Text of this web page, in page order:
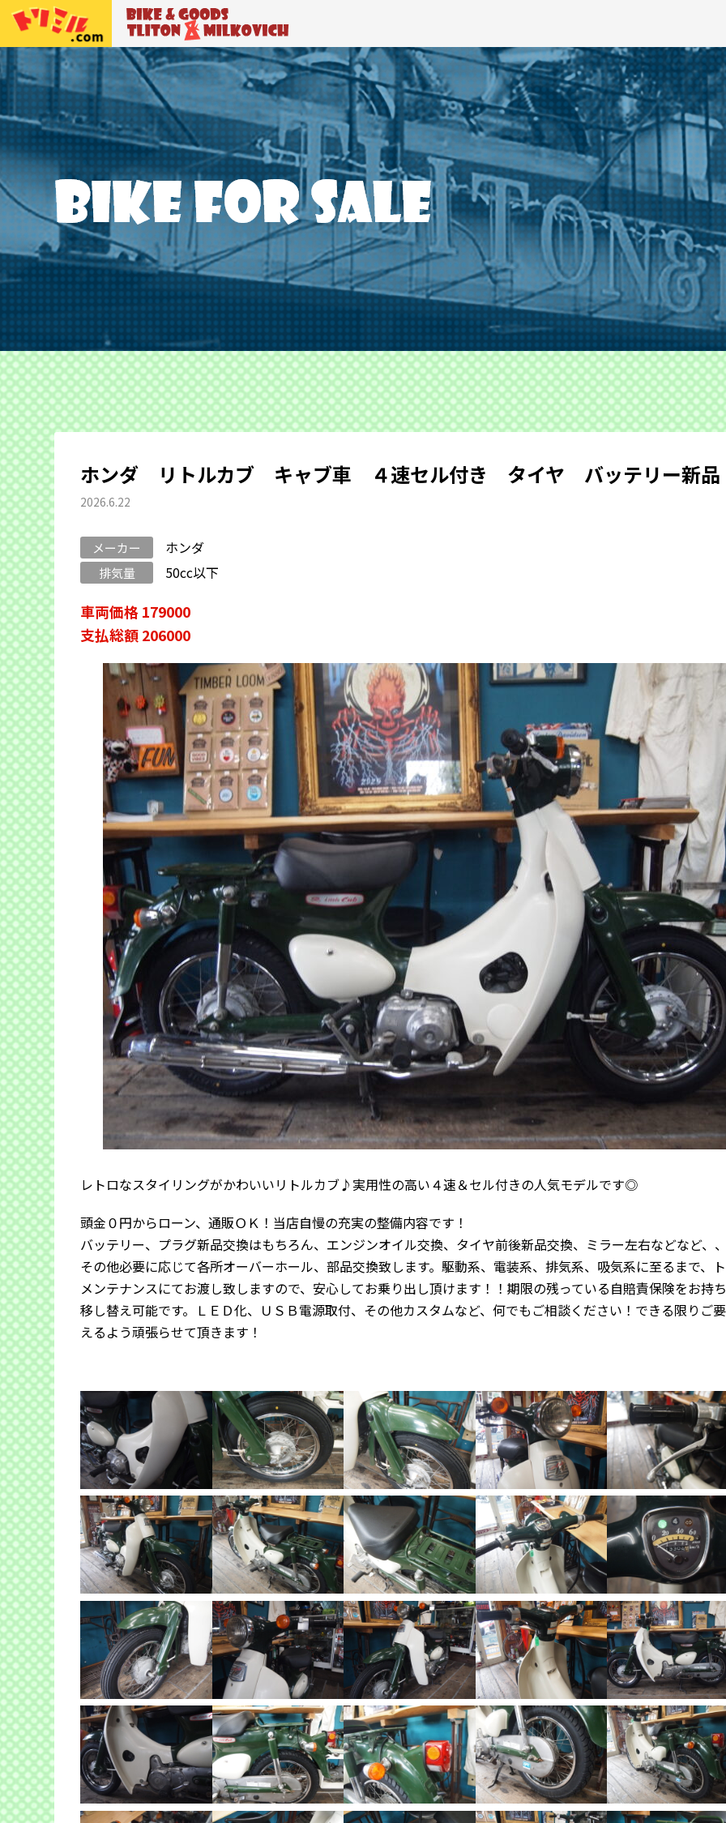
トリトン＆ミルコビッチ
ホンダ リトルカブ キャブ車 ４速セル付き タイヤ バッテリー新品
2026.6.22
メーカー ホンダ
排気量 50cc以下
車両価格 179000
支払総額 206000
レトロなスタイリングがかわいいリトルカブ♪実用性の高い４速＆セル付きの人気モデルです◎
頭金０円からローン、通販ＯＫ！当店自慢の充実の整備内容です！
バッテリー、プラグ新品交換はもちろん、エンジンオイル交換、タイヤ前後新品交換、ミラー左右などなど、
その他必要に応じて各所オーバーホール、部品交換致します。駆動系、電装系、排気系、吸気系に至るまで、
メンテナンスにてお渡し致しますので、安心してお乗り出し頂けます！！期限の残っている自賠責保険をお持
移し替え可能です。ＬＥＤ化、ＵＳＢ電源取付、その他カスタムなど、何でもご相談ください！できる限りご
えるよう頑張らせて頂きます！